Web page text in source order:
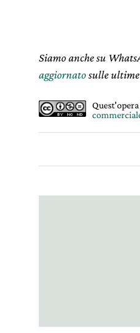
Siamo anche su
aggiornatosulle